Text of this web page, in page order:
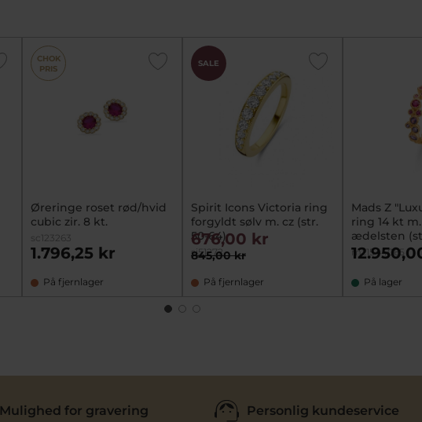
CHOK
PRIS
Øreringe roset rød/hvid
cubic zir. 8 kt.
sc123263
1.796,25 kr
På fjernlager
SALE
Spirit Icons Victoria ring
forgyldt sølv m. cz (str.
50-64)
si51272
845,00 kr
676,00 kr
På fjernlager
Mads Z
ring 14 kt
ædelsten
mz1544065
På lager
Mulighed for gravering Personlig kundeservice